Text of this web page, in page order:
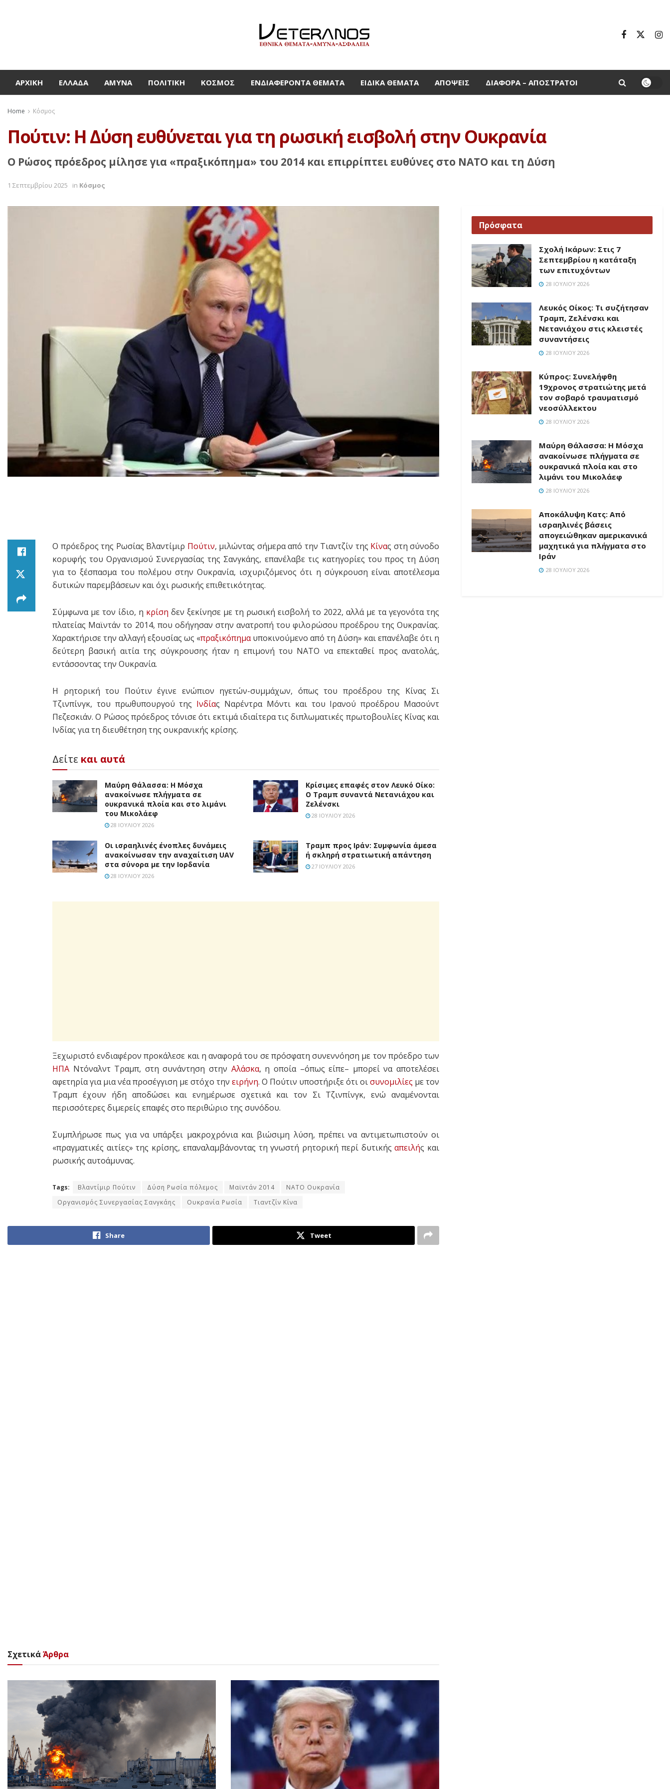
ΑΡΧΙΚΉ ΕΛΛΆΔΑ ΆΜΥΝΑ ΠΟΛΙΤΙΚΉ ΚΌΣΜΟΣ ΕΝΔΙΑΦΈΡΟΝΤΑ ΘΈΜΑΤΑ ΕΙΔΙΚΆ ΘΈΜΑΤΑ ΑΠΌΨΕΙΣ ΔΙΆΦΟΡΑ – ΑΠΌΣΤΡΑΤΟΙ
Home Κόσμος
Πούτιν: Η Δύση ευθύνεται για τη ρωσική εισβολή στην Ουκρανία
Ο Ρώσος πρόεδρος μίλησε για «πραξικόπημα» του 2014 και επιρρίπτει ευθύνες στο ΝΑΤΟ και τη Δύση
1 Σεπτεμβρίου 2025 in Κόσμος
Ο πρόεδρος της Ρωσίας Βλαντίμιρ Πούτιν, μιλώντας σήμερα από την Τιαντζίν της Κίνας στη σύνοδο
κορυφής του Οργανισμού Συνεργασίας της Σανγκάης, επανέλαβε τις κατηγορίες του προς τη Δύση
για το ξέσπασμα του πολέμου στην Ουκρανία, ισχυριζόμενος ότι η σύγκρουση είναι αποτέλεσμα
δυτικών παρεμβάσεων και όχι ρωσικής επιθετικότητας.
Σύμφωνα με τον ίδιο, η κρίση δεν ξεκίνησε με τη ρωσική εισβολή το 2022, αλλά με τα γεγονότα της
πλατείας Μαϊντάν το 2014, που οδήγησαν στην ανατροπή του φιλορώσου προέδρου της Ουκρανίας.
Χαρακτήρισε την αλλαγή εξουσίας ως «πραξικόπημαυποκινούμενο από τη Δύση» και επανέλαβε ότι η
δεύτερη βασική αιτία της σύγκρουσης ήταν η επιμονή του ΝΑΤΟ να επεκταθεί προς ανατολάς,
εντάσσοντας την Ουκρανία.
Η ρητορική του Πούτιν έγινε ενώπιον ηγετών-συμμάχων, όπως του προέδρου της Κίνας Σι
Τζινπίνγκ, του πρωθυπουργού της Ινδίας Ναρέντρα Μόντι και του Ιρανού προέδρου Μασούντ
Πεζεσκιάν. Ο Ρώσος πρόεδρος τόνισε ότι εκτιμά ιδιαίτερα τις διπλωματικές πρωτοβουλίες Κίνας και
Ινδίας για τη διευθέτηση της ουκρανικής κρίσης.
Δείτε και αυτά
Μαύρη Θάλασσα: Η Μόσχα
ανακοίνωσε πλήγματα σε
ουκρανικά πλοία και στο λιμάνι
του Μικολάεφ
28 ΙΟΥΛΊΟΥ 2026
Κρίσιμες επαφές στον Λευκό Οίκο:
Ο Τραμπ συναντά Νετανιάχου και
Ζελένσκι
28 ΙΟΥΛΊΟΥ 2026
Οι ισραηλινές ένοπλες δυνάμεις
ανακοίνωσαν την αναχαίτιση UAV
στα σύνορα με την Ιορδανία
28 ΙΟΥΛΊΟΥ 2026
Τραμπ προς Ιράν: Συμφωνία άμεσα
ή σκληρή στρατιωτική απάντηση
27 ΙΟΥΛΊΟΥ 2026
Ξεχωριστό ενδιαφέρον προκάλεσε και η αναφορά του σε πρόσφατη συνεννόηση με τον πρόεδρο των
ΗΠΑ Ντόναλντ Τραμπ, στη συνάντηση στην Αλάσκα, η οποία –όπως είπε– μπορεί να αποτελέσει
αφετηρία για μια νέα προσέγγιση με στόχο την ειρήνη. Ο Πούτιν υποστήριξε ότι οισυνομιλίες με τον
Τραμπ έχουν ήδη αποδώσει και ενημέρωσε σχετικά και τον Σι Τζινπίνγκ, ενώ αναμένονται
περισσότερες διμερείς επαφές στο περιθώριο της συνόδου.
Συμπλήρωσε πως για να υπάρξει μακροχρόνια και βιώσιμη λύση, πρέπει να αντιμετωπιστούν οι
«πραγματικές αιτίες» της κρίσης, επαναλαμβάνοντας τη γνωστή ρητορική περί δυτικήςαπειλής και
ρωσικής αυτοάμυνας.
Tags: Βλαντίμιρ Πούτιν Δύση Ρωσία πόλεμος Μαϊντάν 2014
ΝΑΤΟ Ουκρανία
Οργανισμός Συνεργασίας Σανγκάης
Ουκρανία Ρωσία Τιαντζίν Κίνα
Share Tweet
ΣχετικάΆρθρα
Πρόσφατα
Σχολή Ικάρων: Στις 7
Σεπτεμβρίου η κατάταξη
των επιτυχόντων
28 ΙΟΥΛΊΟΥ 2026
Λευκός Οίκος: Τι συζήτησαν
Τραμπ, Ζελένσκι και
Νετανιάχου στις κλειστές
συναντήσεις
28 ΙΟΥΛΊΟΥ 2026
Κύπρος: Συνελήφθη
19χρονος στρατιώτης μετά
τον σοβαρό τραυματισμό
νεοσύλλεκτου
28 ΙΟΥΛΊΟΥ 2026
Μαύρη Θάλασσα: Η Μόσχα
ανακοίνωσε πλήγματα σε
ουκρανικά πλοία και στο
λιμάνι του Μικολάεφ
28 ΙΟΥΛΊΟΥ 2026
Αποκάλυψη Κατς: Από
ισραηλινές βάσεις
απογειώθηκαν αμερικανικά
μαχητικά για πλήγματα στο
Ιράν
28 ΙΟΥΛΊΟΥ 2026